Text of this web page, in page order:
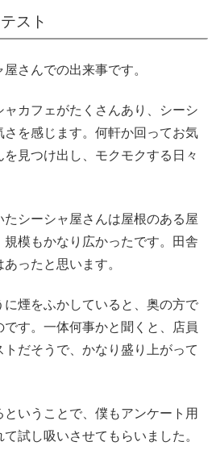
スト
さんでの出来事です。
カフェがたくさんあり、シーシ
さを感じます。何軒か回ってお気
見つけ出し、モクモクする日々
シーシャ屋さんは屋根のある屋
規模もかなり広かったです。田舎
ったと思います。
煙をふかしていると、奥の方で
です。一体何事かと聞くと、店員
だそうで、かなり盛り上がって
いうことで、僕もアンケート用
試し吸いさせてもらいました。